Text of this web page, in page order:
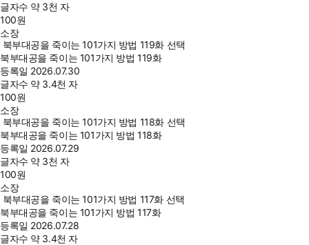
글자수 약 3천 자
100원
소장
북부대공을 죽이는 101가지 방법 119화 선택
북부대공을 죽이는 101가지 방법 119화
등록일 2026.07.30
글자수 약 3.4천 자
100원
소장
북부대공을 죽이는 101가지 방법 118화 선택
북부대공을 죽이는 101가지 방법 118화
등록일 2026.07.29
글자수 약 3천 자
100원
소장
북부대공을 죽이는 101가지 방법 117화 선택
북부대공을 죽이는 101가지 방법 117화
등록일 2026.07.28
글자수 약 3.4천 자